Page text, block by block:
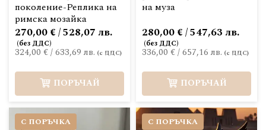
поколение-Реплика на
римска мозайка
324,00 €/633,69 лв.
270,00 € / 528,07 лв.
ПОРЪЧАЙ
на муза
336,00 €/657,16 лв.
280,00 € / 547,63 лв.
ПОРЪЧАЙ
С ПОРЪЧКА С ПОРЪЧКА